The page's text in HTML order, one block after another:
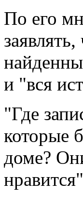
По его
и "вся
"Где
которые
доме?